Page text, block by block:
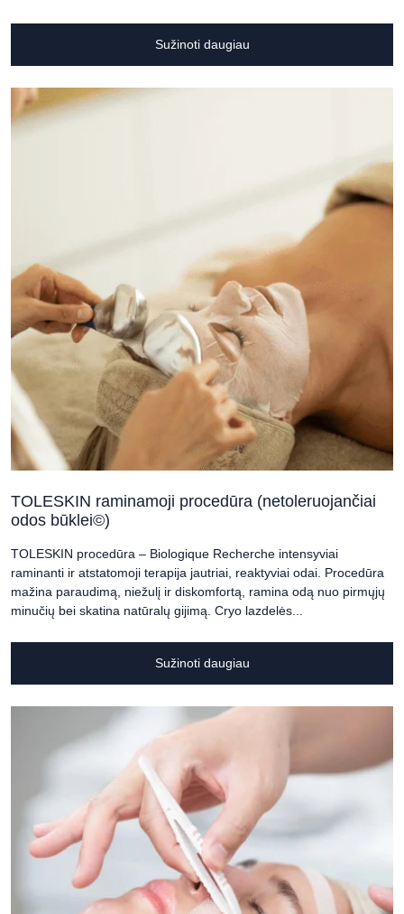
Sužinoti daugiau
TOLESKIN raminamoji procedūra (netoleruojančiai
odos būklei©)
TOLESKIN procedūra – Biologique Recherche intensyviai
raminanti ir atstatomoji terapija jautriai, reaktyviai odai. Procedūra
mažina paraudimą, niežulį ir diskomfortą, ramina odą nuo pirmųjų
minučių bei skatina natūralų gijimą. Cryo lazdelės...
Sužinoti daugiau